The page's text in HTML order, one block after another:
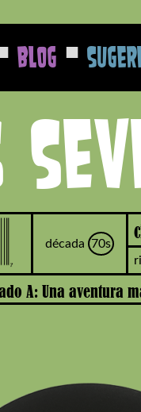
Blog ■
década 70s
A: Una aventura